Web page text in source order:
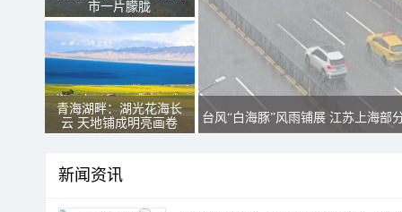
市一片朦胧
青海湖畔：湖光花海长
云 天地铺成明亮画卷
台风“白海豚”风雨铺展 江苏上海部
新闻资讯